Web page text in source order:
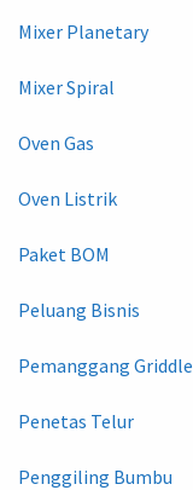
Mixer Planetary
Mixer Spiral
Oven Gas
Oven Listrik
Paket BOM
Peluang Bisnis
Pemanggang Griddle
Penetas Telur
Penggiling Bumbu